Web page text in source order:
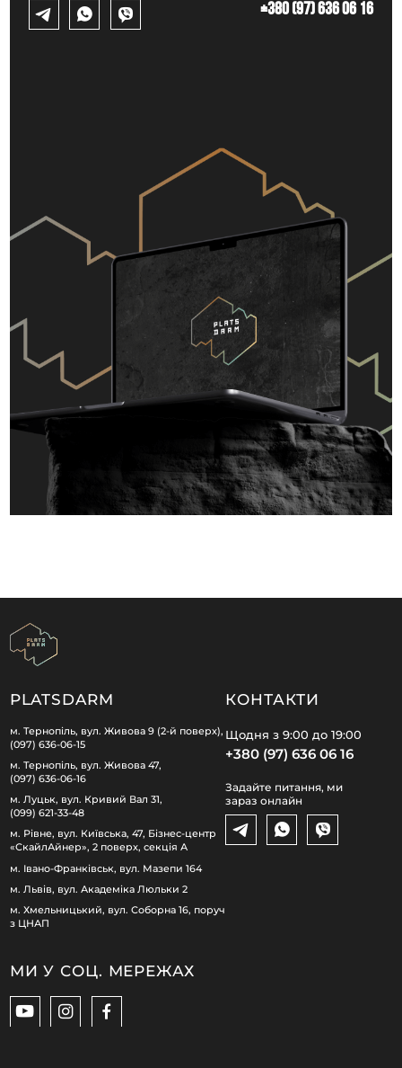
+380 (97) 636 06 16
PLATSDARM
м. Тернопіль, вул. Живова 9 (2-й поверх),
(097) 636-06-15
м. Тернопіль, вул. Живова 47,
(097) 636-06-16
м. Луцьк, вул. Кривий Вал 31,
(099) 621-33-48
м. Рівне, вул. Київська, 47, Бізнес-центр
«СкайлАйнер», 2 поверх, секція А
м. Івано-Франківськ, вул. Мазепи 164
м. Львів, вул. Академіка Люльки 2
м. Хмельницький, вул. Соборна 16, поруч
з ЦНАП
КОНТАКТИ
Щодня з 9:00 до 19:00
+380 (97) 636 06 16
Задайте питання, ми
зараз онлайн
МИ У СОЦ. МЕРЕЖАХ